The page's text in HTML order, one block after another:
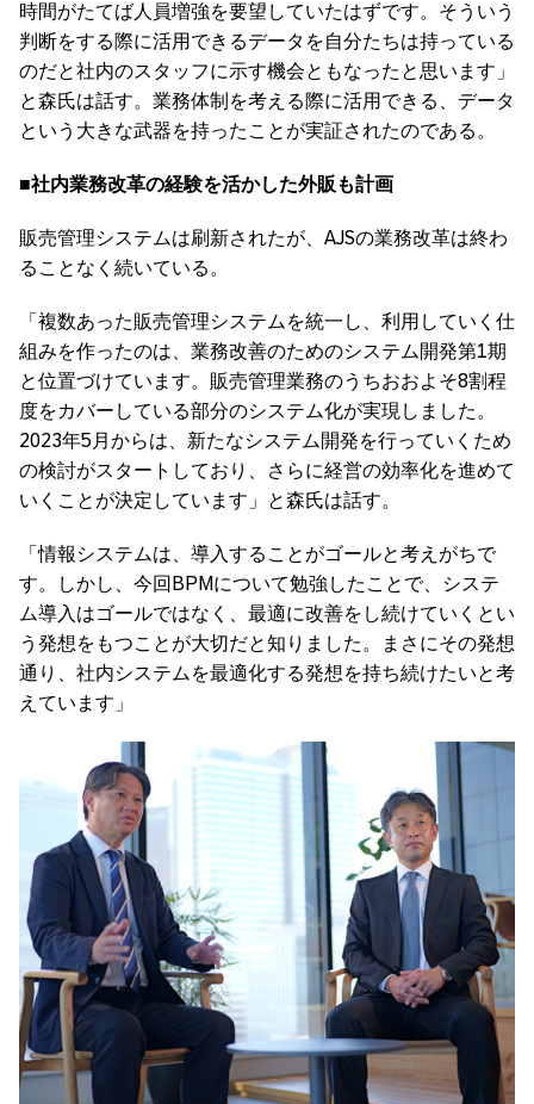
時間がたてば人員増強を要望していたはずです。そういう
判断をする際に活用できるデータを自分たちは持っている
のだと社内のスタッフに示す機会ともなったと思います」
と森氏は話す。業務体制を考える際に活用できる、データ
という大きな武器を持ったことが実証されたのである。
■社内業務改革の経験を活かした外販も計画
販売管理システムは刷新されたが、AJSの業務改革は終わ
ることなく続いている。
「複数あった販売管理システムを統一し、利用していく仕
組みを作ったのは、業務改善のためのシステム開発第1期
と位置づけています。販売管理業務のうちおおよそ8割程
度をカバーしている部分のシステム化が実現しました。
2023年5月からは、新たなシステム開発を行っていくため
の検討がスタートしており、さらに経営の効率化を進めて
いくことが決定しています」と森氏は話す。
「情報システムは、導入することがゴールと考えがちで
す。しかし、今回BPMについて勉強したことで、システ
ム導入はゴールではなく、最適に改善をし続けていくとい
う発想をもつことが大切だと知りました。まさにその発想
通り、社内システムを最適化する発想を持ち続けたいと考
えています」